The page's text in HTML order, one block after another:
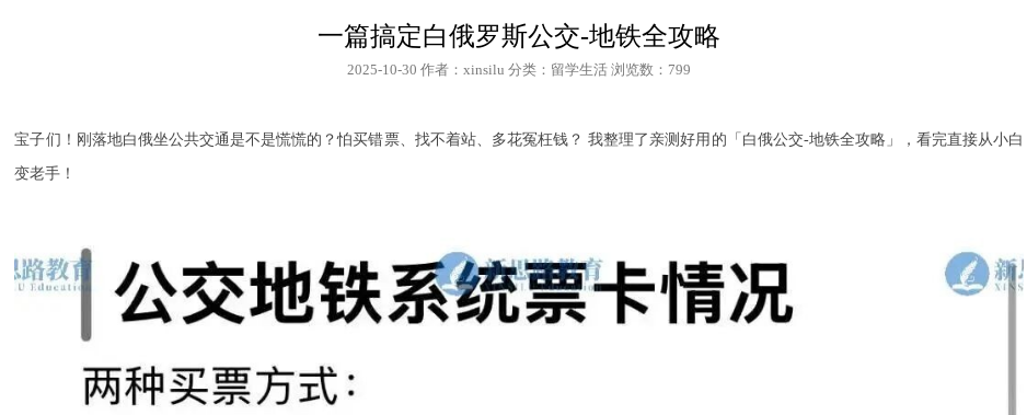
一篇搞定白俄罗斯公交-地铁全攻略
2025-10-30 作者：xinsilu 分类：留学生活浏览数：799
宝子们！刚落地白俄坐公共交通是不是慌慌的？怕买错票、找不着站、多花冤枉钱？ 我整理了亲测好用的「白俄公交-地铁全攻略」，看完直接从小白
变老手！